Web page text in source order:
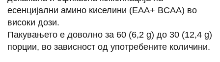
есенцијални амино киселини (EAA+ BCAA) во
високи дози.
Пакувањето е доволно за 60 (6,2 g) до 30 (12,4 g)
порции, во зависност од употребените количини.